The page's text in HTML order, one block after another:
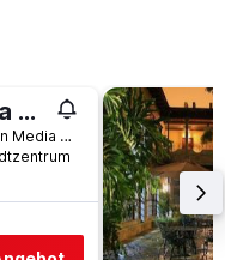
La Posada de Juan B&B
Barrio El Carmen Media Cuadra al Este de la Universidad Catolica, Santa Rosa Copan, Honduras